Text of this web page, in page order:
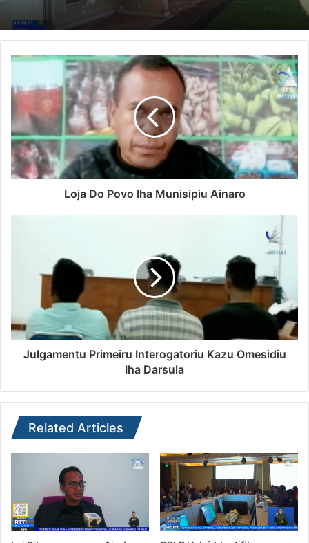
Loja Do Povo Iha Munisipiu Ainaro
Julgamentu Primeiru Interogatoriu Kazu Omesidiu
Iha Darsula
Related Articles